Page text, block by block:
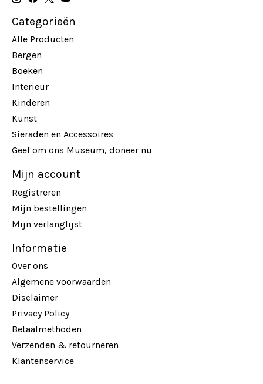
Categorieën
Alle Producten
Bergen
Boeken
Interieur
Kinderen
Kunst
Sieraden en Accessoires
Geef om ons Museum, doneer nu
Mijn account
Registreren
Mijn bestellingen
Mijn verlanglijst
Informatie
Over ons
Algemene voorwaarden
Disclaimer
Privacy Policy
Betaalmethoden
Verzenden & retourneren
Klantenservice